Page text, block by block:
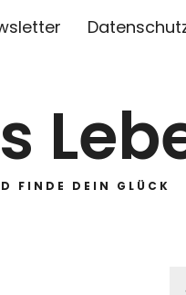
FINDE DEIN GLÜCK